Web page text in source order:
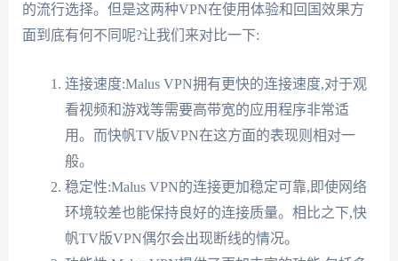
的流行选择。但是这两种VPN在使用体验和回国效果方
面到底有何不同呢?让我们来对比一下:
连接速度:Malus VPN拥有更快的连接速度,对于观
看视频和游戏等需要高带宽的应用程序非常适
用。而快帆TV版VPN在这方面的表现则相对一
般。
稳定性:Malus VPN的连接更加稳定可靠,即使网络
环境较差也能保持良好的连接质量。相比之下,快
帆TV版VPN偶尔会出现断线的情况。